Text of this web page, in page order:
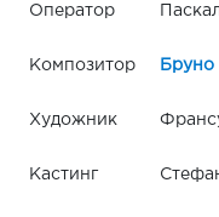
Оператор
Композитор Бруно
Художник
Кастинг